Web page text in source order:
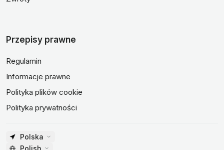
Przepisy prawne
Regulamin
Informacje prawne
Polityka plików cookie
Polityka prywatności
Polska
Polish